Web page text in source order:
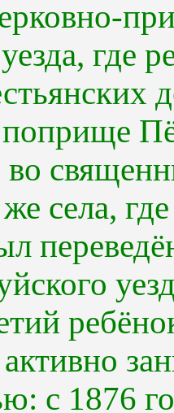
где
поприще
же села,
с 1876